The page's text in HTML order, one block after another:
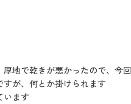
地で乾きが悪かったので、今
が、何とか掛けられます
います